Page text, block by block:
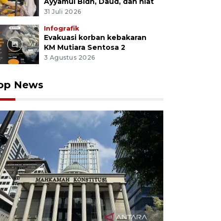
31 Juli 2026
Infografik
Evakuasi korban kebakaran
KM Mutiara Sentosa 2
3 Agustus 2026
News